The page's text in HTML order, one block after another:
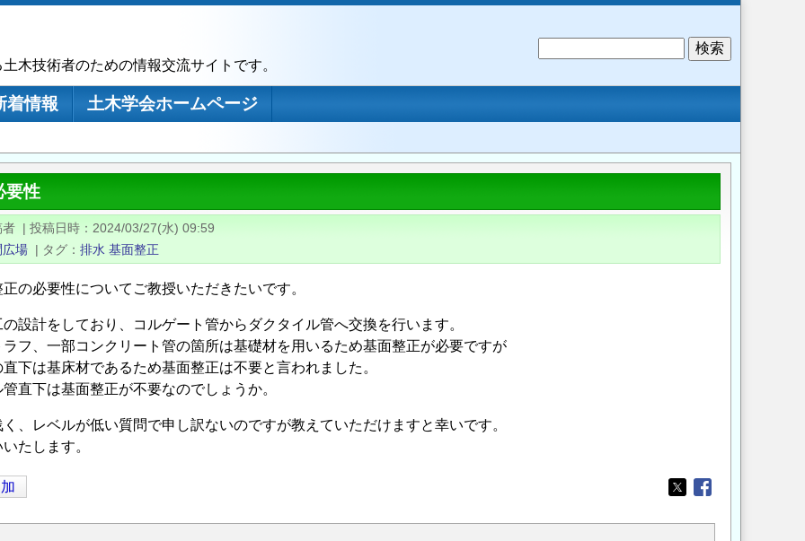
木技術者のための情報交流サイトです。
着情報 土木学会ホームページ
要性
| 投稿日時
2024/03/27(水) 09:59
場 | タグ 排水 基面整正
の必要性についてご教授いただきたいです。
設計をしており、コルゲート管からダクタイル管へ交換を行います。
フ、一部コンクリート管の箇所は基礎材を用いるため基面整正が必要ですが
下は基床材であるため基面整正は不要と言われました。
直下は基面整正が不要なのでしょうか。
、レベルが低い質問で申し訳ないのですが教えていただけますと幸いです。
たします。
Opens in a new
Opens in a new